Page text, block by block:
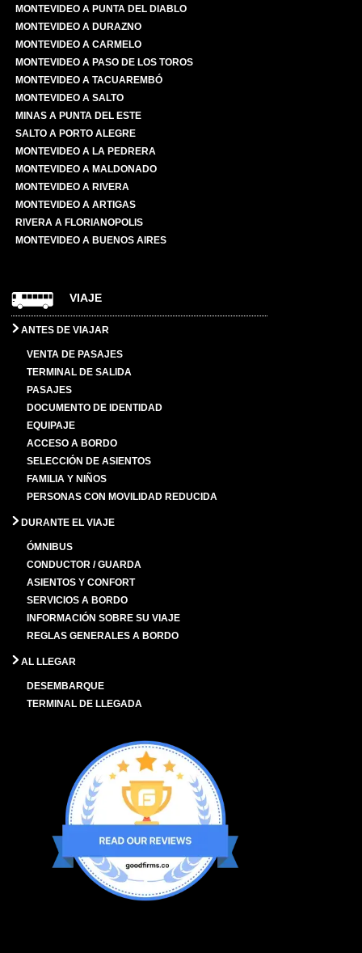
MONTEVIDEO A PUNTA DEL DIABLO
MONTEVIDEO A DURAZNO
MONTEVIDEO A CARMELO
MONTEVIDEO A PASO DE LOS TOROS
MONTEVIDEO A TACUAREMBÓ
MONTEVIDEO A SALTO
MINAS A PUNTA DEL ESTE
SALTO A PORTO ALEGRE
MONTEVIDEO A LA PEDRERA
MONTEVIDEO A MALDONADO
MONTEVIDEO A RIVERA
MONTEVIDEO A ARTIGAS
RIVERA A FLORIANOPOLIS
MONTEVIDEO A BUENOS AIRES
VIAJE
ANTES DE VIAJAR
VENTA DE PASAJES
TERMINAL DE SALIDA
PASAJES
DOCUMENTO DE IDENTIDAD
EQUIPAJE
ACCESO A BORDO
SELECCIÓN DE ASIENTOS
FAMILIA Y NIÑOS
PERSONAS CON MOVILIDAD REDUCIDA
DURANTE EL VIAJE
ÓMNIBUS
CONDUCTOR / GUARDA
ASIENTOS Y CONFORT
SERVICIOS A BORDO
INFORMACIÓN SOBRE SU VIAJE
REGLAS GENERALES A BORDO
AL LLEGAR
DESEMBARQUE
TERMINAL DE LLEGADA